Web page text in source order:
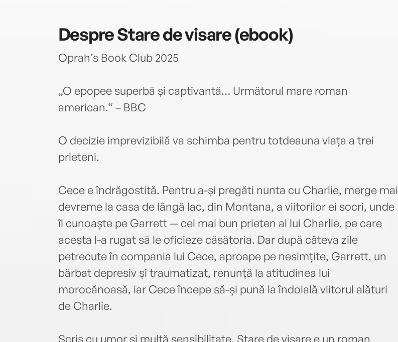
DespreStare de visare (ebook)
Oprah’s Book Club 2025
„O epopee superbă și captivantă… Următorul mare roman
american.“ – BBC
O decizie imprevizibilă va schimba pentru totdeauna viața a trei
prieteni.
Cece e îndrăgostită. Pentru a-și pregăti nunta cu Charlie, merge mai
devreme la casa de lângă lac, din Montana, a viitorilor ei socri, unde
îl cunoaște pe Garrett — cel mai bun prieten al lui Charlie, pe care
acesta l-a rugat să le oficieze căsătoria. Dar după câteva zile
petrecute în compania lui Cece, aproape pe nesimțite, Garrett, un
bărbat depresiv și traumatizat, renunță la atitudinea lui
morocănoasă, iar Cece începe să-și pună la îndoială viitorul alături
de Charlie.
Scris cu umor și multă sensibilitate, Stare de visare e un roman